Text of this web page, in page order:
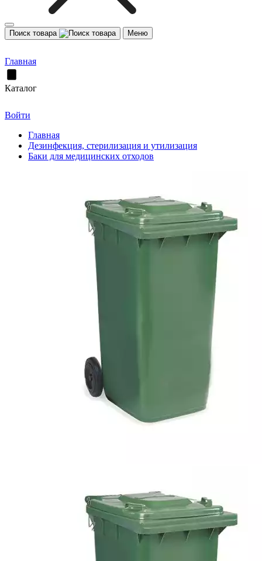
Поиск товара Меню
Главная
Каталог
Войти
Главная
Дезинфекция, стерилизация и утилизация
Баки для медицинских отходов